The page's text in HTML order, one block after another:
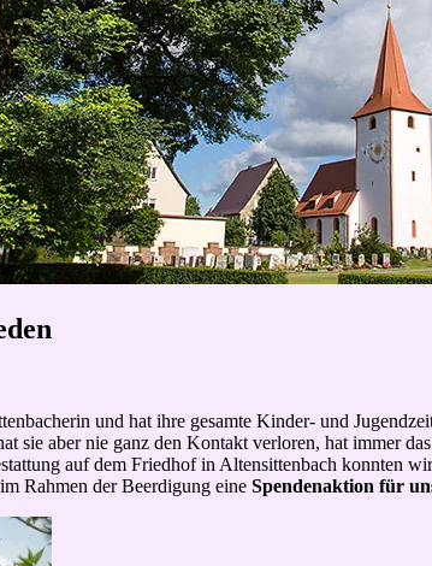
und hat ihre gesamte Kinder- und
sie aber nie ganz den Kontakt verloren, hat immer
auf dem Friedhof in Altensittenbach konnten
Rahmen der Beerdigung eine Spendenaktion für